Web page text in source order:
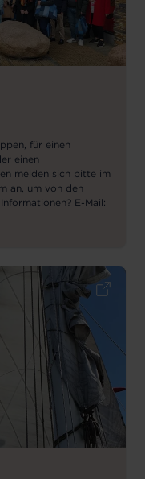
für einen
einen
melden sich bitte im
an, um von den
E-Mail: